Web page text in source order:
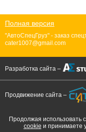
Полная версия
"АвтоСпецГруз" - заказ
cater1007@gmail.com
Разработка сайта –
Продвижение сайта –
Продолжая использовать
cookie и принимаете